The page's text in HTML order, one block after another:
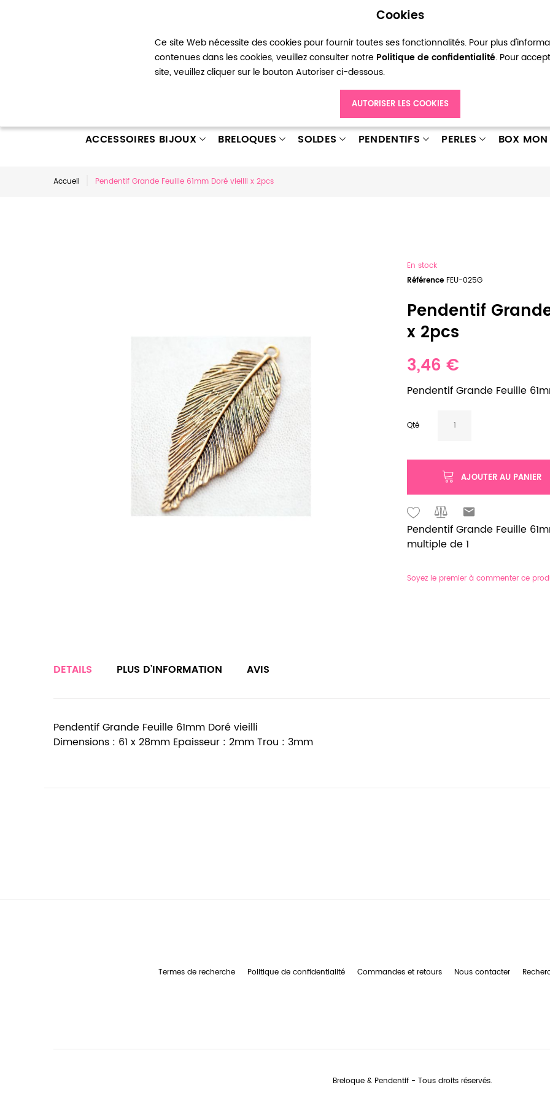
Cookies
Ce site Web nécessite des cookies pour fournir toutes ses fonctionnalités. Pour plus
contenues dans les cookies, veuillez consulter notre Politique de confidentialité. Pour
site, veuillez cliquer sur le bouton Autoriser ci-dessous.
AUTORISER LES COOKIES
Mon compte Ma liste d’envies Connexion
ACCESSOIRES BIJOUX BRELOQUES SOLDES PENDENTIFS PERLES BOX
Accueil Pendentif Grande Feuille 61mm Doré vieilli x 2pcs
En stock
Référence FEU-025G
Pendentif
x 2pcs
3,46 €
Pendentif Grande Feuille
Qté
AJOUTER AU PANIER
Pendentif Grande Feuille
multiple de 1
Soyez le premier à commenter ce
DETAILS
Pendentif Grande Feuille 61mm Doré vieilli
Dimensions : 61 x 28mm Epaisseur : 2mm Trou : 3mm
PLUS D’INFORMATION AVIS
Termes de recherche Politique de confidentialité Commandes et retours Nous contacter
Breloque & Pendentif - Tous droits réservés.